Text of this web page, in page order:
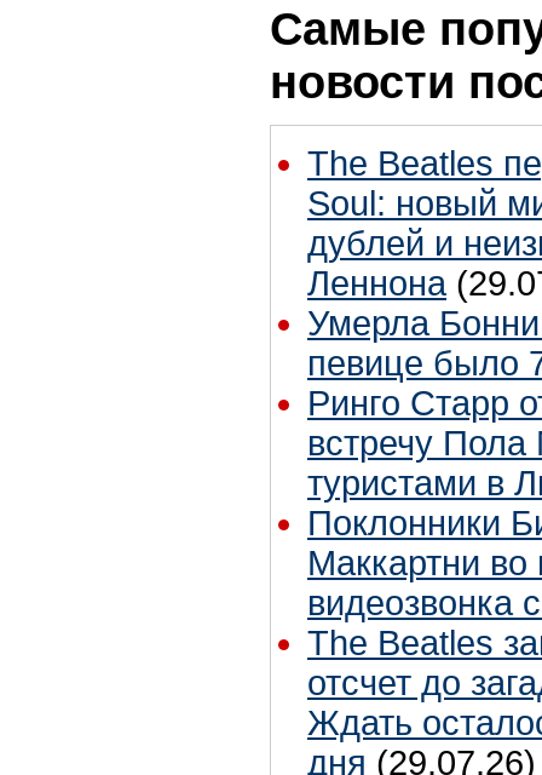
Самые
новости
The Beatles
Soul: новый
дублей и
Леннона
Умерла
певице было
Ринго Старр
встречу Пола
туристами в
Поклонники
Маккартни во
видеозвонка
The Beatles
отсчет до
Ждать
дня (29.07.26)